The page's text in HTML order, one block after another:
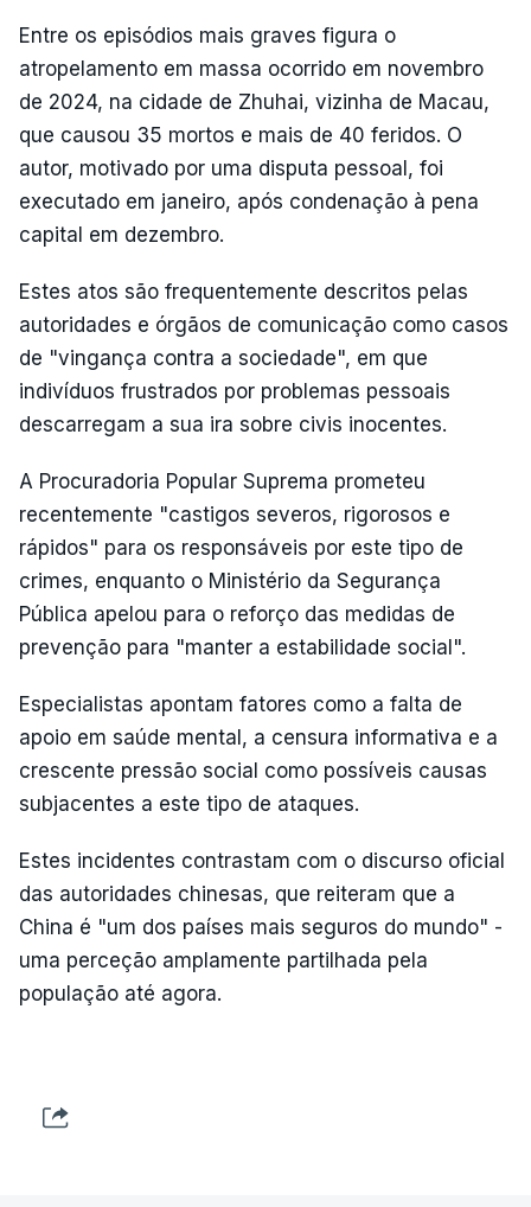
Entre os episódios mais graves figura o
atropelamento em massa ocorrido em novembro
de 2024, na cidade de Zhuhai, vizinha de Macau,
que causou 35 mortos e mais de 40 feridos. O
autor, motivado por uma disputa pessoal, foi
executado em janeiro, após condenação à pena
capital em dezembro.
Estes atos são frequentemente descritos pelas
autoridades e órgãos de comunicação como casos
de "vingança contra a sociedade", em que
indivíduos frustrados por problemas pessoais
descarregam a sua ira sobre civis inocentes.
A Procuradoria Popular Suprema prometeu
recentemente "castigos severos, rigorosos e
rápidos" para os responsáveis por este tipo de
crimes, enquanto o Ministério da Segurança
Pública apelou para o reforço das medidas de
prevenção para "manter a estabilidade social".
Especialistas apontam fatores como a falta de
apoio em saúde mental, a censura informativa e a
crescente pressão social como possíveis causas
subjacentes a este tipo de ataques.
Estes incidentes contrastam com o discurso oficial
das autoridades chinesas, que reiteram que a
China é "um dos países mais seguros do mundo" -
uma perceção amplamente partilhada pela
população até agora.